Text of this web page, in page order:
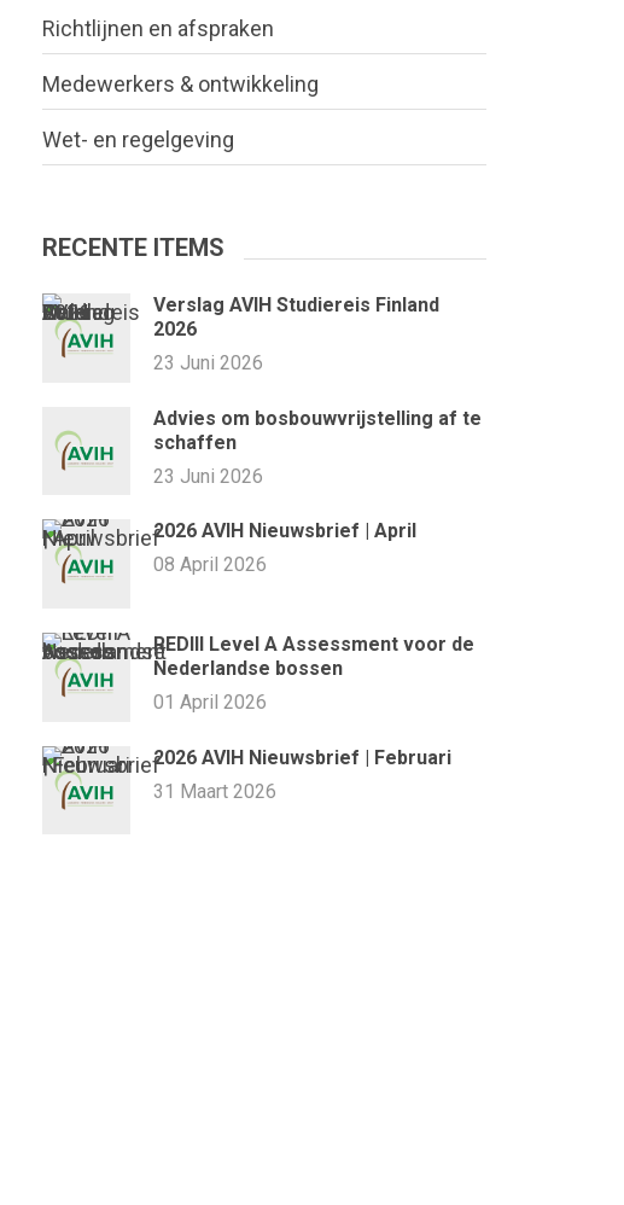
Richtlijnen en afspraken
Medewerkers & ontwikkeling
Wet- en regelgeving
RECENTE ITEMS
Verslag AVIH Studiereis Finland
2026
23 Juni 2026
Advies om bosbouwvrijstelling af te
schaffen
23 Juni 2026
2026 AVIH Nieuwsbrief | April
08 April 2026
REDIII Level A Assessment voor de
Nederlandse bossen
01 April 2026
2026 AVIH Nieuwsbrief | Februari
31 Maart 2026